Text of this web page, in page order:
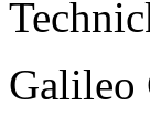
Galileo